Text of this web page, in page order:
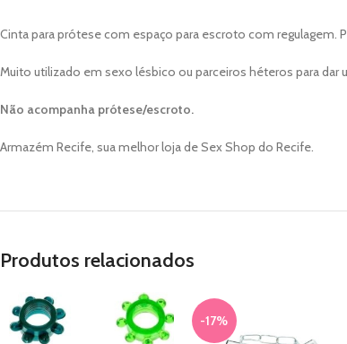
Cinta para prótese com espaço para escroto com regulagem.
Muito utilizado em sexo lésbico ou parceiros héteros para dar
Não acompanha prótese/escroto.
Armazém Recife, sua melhor loja de Sex Shop do Recife.
Produtos relacionados
-17%